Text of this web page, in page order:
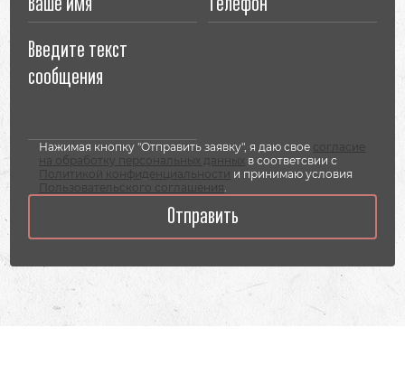
Нажимая кнопку "Отправить заявку", я даю свое
согласие
на обработку персональных данных
в соответсвии с
Политикой конфиденциальности и принимаю условия
Пользовательского соглашения
Отправить